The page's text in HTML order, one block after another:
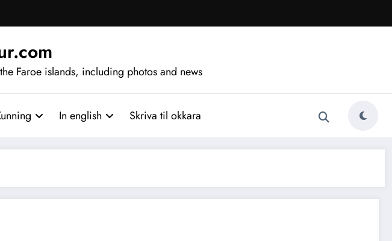
Faroe islands, including photos and news
In english Skriva til okkara